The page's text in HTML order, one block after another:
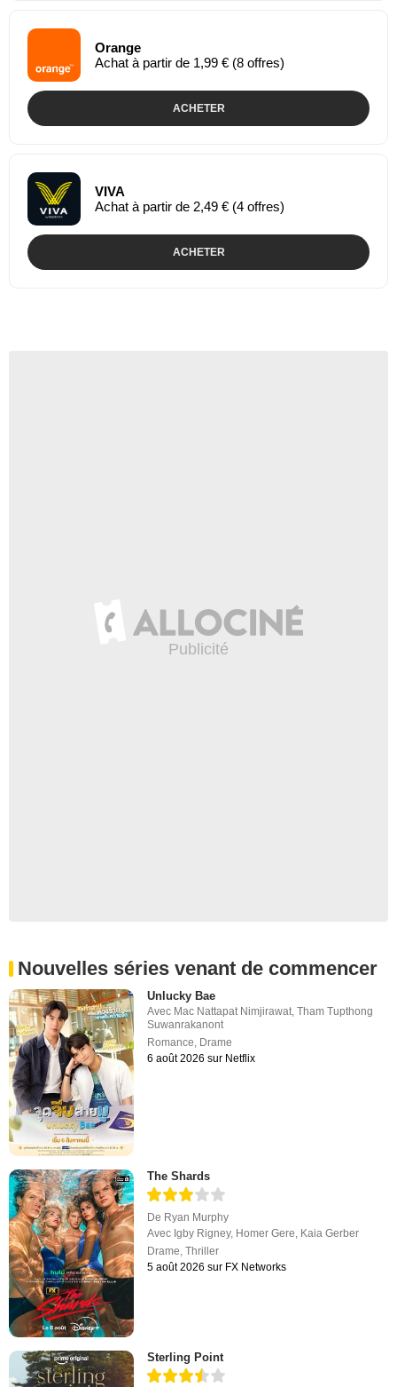
Orange
Achat à partir de 1,99 € (8 offres)
ACHETER
VIVA
Achat à partir de 2,49 € (4 offres)
ACHETER
Nouvelles séries venant de commencer
Unlucky Bae
Avec Mac Nattapat Nimjirawat,Tham Tupthong
Suwanrakanont
Romance, Drame
6 août 2026 sur Netflix
The Shards
De Ryan Murphy
Avec Igby Rigney, Homer Gere, Kaia Gerber
Drame,Thriller
5 août 2026 sur FX Networks
Sterling Point